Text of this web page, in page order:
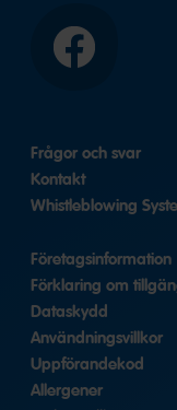
Facebook
Frågor och svar
Kontakt
Whistleblowing
Företagsinformation
Förklaring om
Dataskydd
Användningsvillkor
Uppförandekod
Allergener